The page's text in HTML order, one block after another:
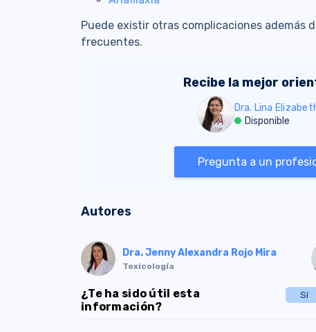
Puede existir otras complicaciones además
frecuentes.
Recibe la mejor
Dra. Lina
Disponible
Pregunta a un
Autores
Dra. Jenny Alexandra Rojo Mira
Toxicología
¿Te ha sido útil esta
información?
Sí